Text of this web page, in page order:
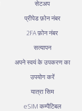
सेटअप
प्रीपेड फ़ोन नंबर
2FA फ़ोन नंबर
सत्यापन
अपने स्वयं के उपकरण का
उपयोग करें
यात्रा सिम
eSIM कम्पैटिबल